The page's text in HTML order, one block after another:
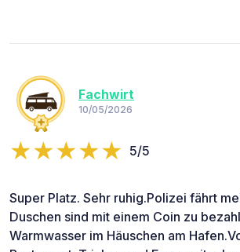
Fachwirt
10/05/2026
5/5
Super Platz. Sehr ruhig.Polizei fährt
Duschen sind mit einem Coin zu
Warmwasser im Häuschen am